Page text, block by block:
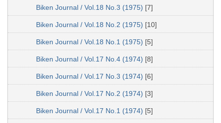
Biken Journal / Vol.18 No.3 (1975) [7]
Biken Journal / Vol.18 No.2 (1975) [10]
Biken Journal / Vol.18 No.1 (1975) [5]
Biken Journal / Vol.17 No.4 (1974) [8]
Biken Journal / Vol.17 No.3 (1974) [6]
Biken Journal / Vol.17 No.2 (1974) [3]
Biken Journal / Vol.17 No.1 (1974) [5]